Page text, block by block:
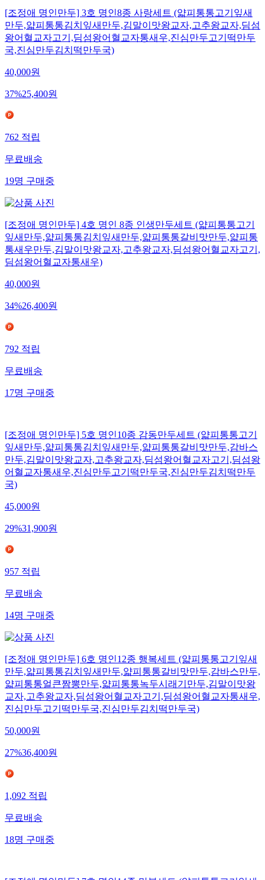
[조정애 명인만두] 3호 명인8종 사랑세트 (얇피통통고기잎새
만두,얇피통통김치잎새만두,김말이맛왕교자,고추왕교자,딤섬
왕어혈교자고기,딤섬왕어혈교자통새우,진심만두고기떡만두
국,진심만두김치떡만두국)
40,000원
37%25,400원
762적립
무료배송
19명구매중
[조정애 명인만두] 4호 명인 8종 인생만두세트 (얇피통통고기
잎새만두,얇피통통김치잎새만두,얇피통통갈비맛만두,얇피통
통새우만두,김말이맛왕교자,고추왕교자,딤섬왕어혈교자고기,
딤섬왕어혈교자통새우)
40,000원
34%26,400원
792적립
무료배송
17명구매중
[조정애 명인만두] 5호 명인10종 감동만두세트 (얇피통통고기
잎새만두,얇피통통김치잎새만두,얇피통통갈비맛만두,감바스
만두,김말이맛왕교자,고추왕교자,딤섬왕어혈교자고기,딤섬왕
어혈교자통새우,진심만두고기떡만두국,진심만두김치떡만두
국)
45,000원
29%31,900원
957적립
무료배송
14명구매중
[조정애 명인만두] 6호 명인12종 행복세트 (얇피통통고기잎새
만두,얇피통통김치잎새만두,얇피통통갈비맛만두,감바스만두,
얇피통통얼큰짬뽕만두,얇피통통녹두시래기만두,김말이맛왕
교자,고추왕교자,딤섬왕어혈교자고기,딤섬왕어혈교자통새우,
진심만두고기떡만두국,진심만두김치떡만두국)
50,000원
27%36,400원
1,092적립
무료배송
18명구매중